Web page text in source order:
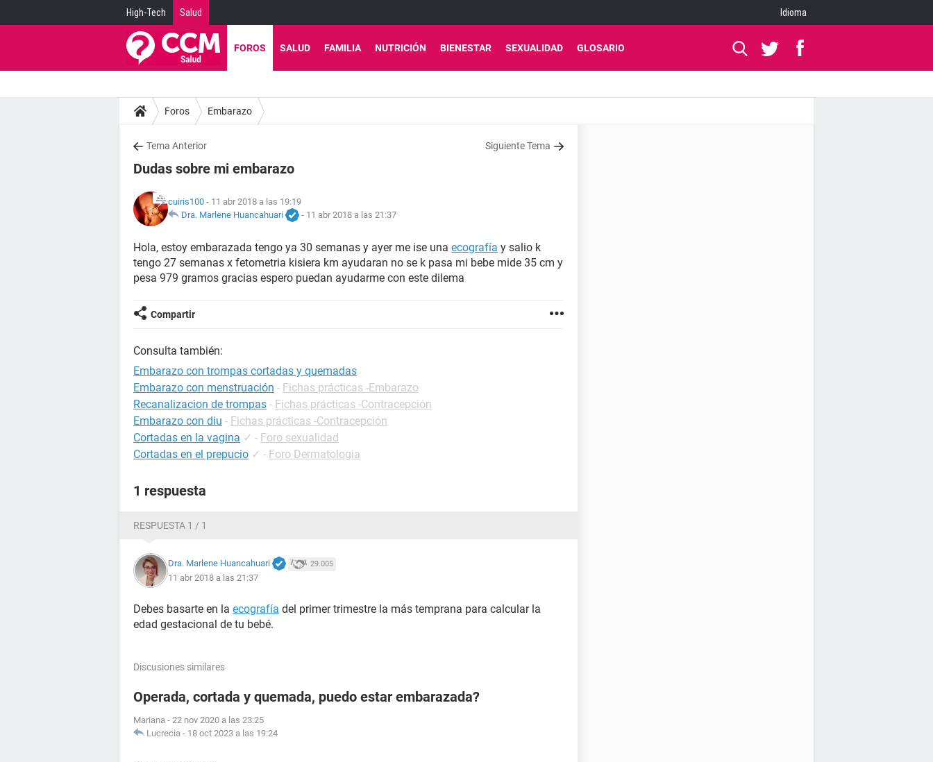
High-Tech Salud Idioma
FOROS SALUD FAMILIA NUTRICIÓN BIENESTAR SEXUALIDAD GLOSARIO
Foros Embarazo
Tema Anterior Siguiente Tema
Dudas sobre mi embarazo
cuiris100 - 11 abr 2018 a las 19:19
Dra. Marlene Huancahuari
- 11 abr 2018 a las 21:37
Hola, estoy embarazada tengo ya 30 semanas y ayer me ise una ecografía y salio k
tengo 27 semanas x fetometria kisiera km ayudaran no se k pasa mi bebe mide 35 cm y
pesa 979 gramos gracias espero puedan ayudarme con este dilema
Compartir
Consulta también:
Embarazo con trompas cortadas y quemadas
Embarazo con menstruación - Fichas prácticas -Embarazo
Recanalizacion de trompas - Fichas prácticas -Contracepción
Embarazo con diu - Fichas prácticas -Contracepción
Cortadas en la vagina ✓ - Foro sexualidad
Cortadas en el prepucio ✓ - Foro Dermatologia
1 respuesta
RESPUESTA 1 / 1
Dra. Marlene Huancahuari 29.005
11 abr 2018 a las 21:37
Debes basarte en la ecografía del primer trimestre la más temprana para calcular la
edad gestacional de tu bebé.
Discusiones similares
Operada, cortada y quemada, puedo estar embarazada?
Mariana - 22 nov 2020 a las 23:25
Lucrecia - 18 oct 2023 a las 19:24